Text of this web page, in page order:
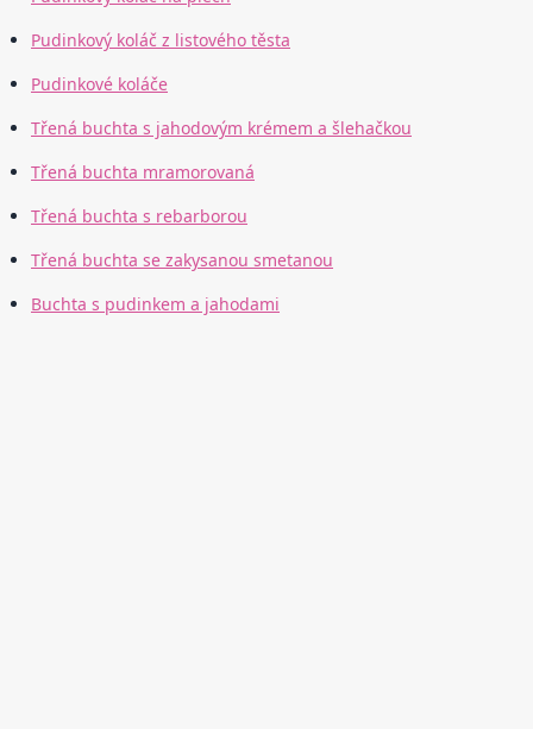
Pudinkový koláč z listového těsta
Pudinkové koláče
Třená buchta s jahodovým krémem a šlehačkou
Třená buchta mramorovaná
Třená buchta s rebarborou
Třená buchta se zakysanou smetanou
Buchta s pudinkem a jahodami